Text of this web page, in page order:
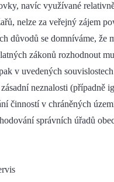
navíc využívané
nelze za veřejný zájem
důvodů se domníváme, že
zákonů rozhodnout
v uvedených
neznalosti (případně
činností v chráněných
správních úřadů